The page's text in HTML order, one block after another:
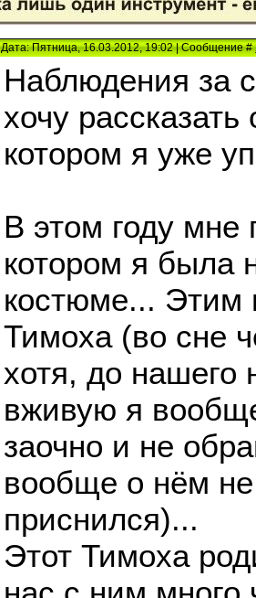
Дата: Пятница, 16.03.2012, 19:02 | Сообщение #
Наблюдения за
хочу
котором я уже
В этом году мне
котором я была
костюме... Этим
Тимоха (во сне
хотя, до нашего
вживую я
заочно и не
вообще о нём
приснился)...
Этот Тимоха